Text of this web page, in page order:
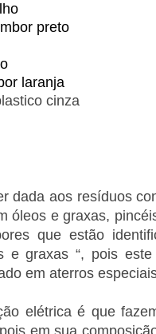
preto
laranja
cinza
dada aos resíduos
óleos e graxas,
que estão
e graxas “, pois
em aterros
elétrica é que